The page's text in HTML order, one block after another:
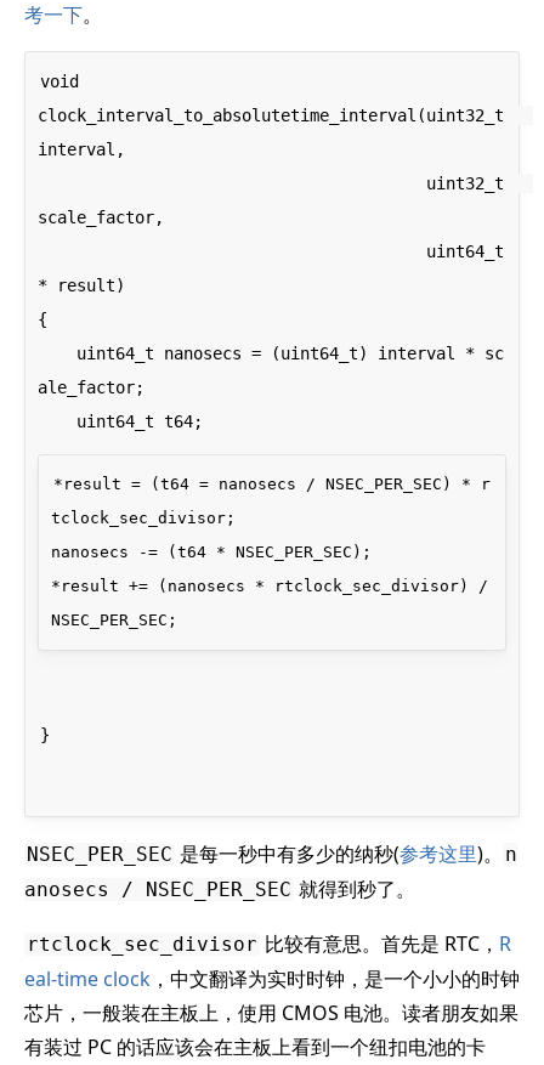
考一下。
void
clock_interval_to_absolutetime_interval(uint32_t
interval,
scale_factor,
* result)
{
ale_factor;
*result = (t64 = nanosecs / NSEC_PER_SEC) * r
tclock_sec_divisor;
nanosecs -= (t64 * NSEC_PER_SEC);
*result += (nanosecs * rtclock_sec_divisor) /
}
NSEC_PER_SEC 是每一秒中有多少的纳秒(参考这里)。
n
anosecs / NSEC_PER_SEC 就得到秒了。
rtclock_sec_divisor 比较有意思。首先是 RTC， R
eal-time clock ，中文翻译为实时时钟，是一个小小的时钟
芯片，一般装在主板上，使用 CMOS 电池。读者朋友如果
有装过 PC 的话应该会在主板上看到一个纽扣电池的卡